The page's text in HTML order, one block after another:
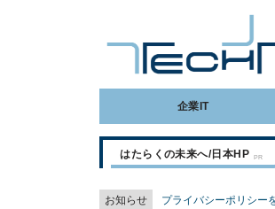
企業IT
はたらくの未来へ/日本HP
お知らせ プライバシーポリシー